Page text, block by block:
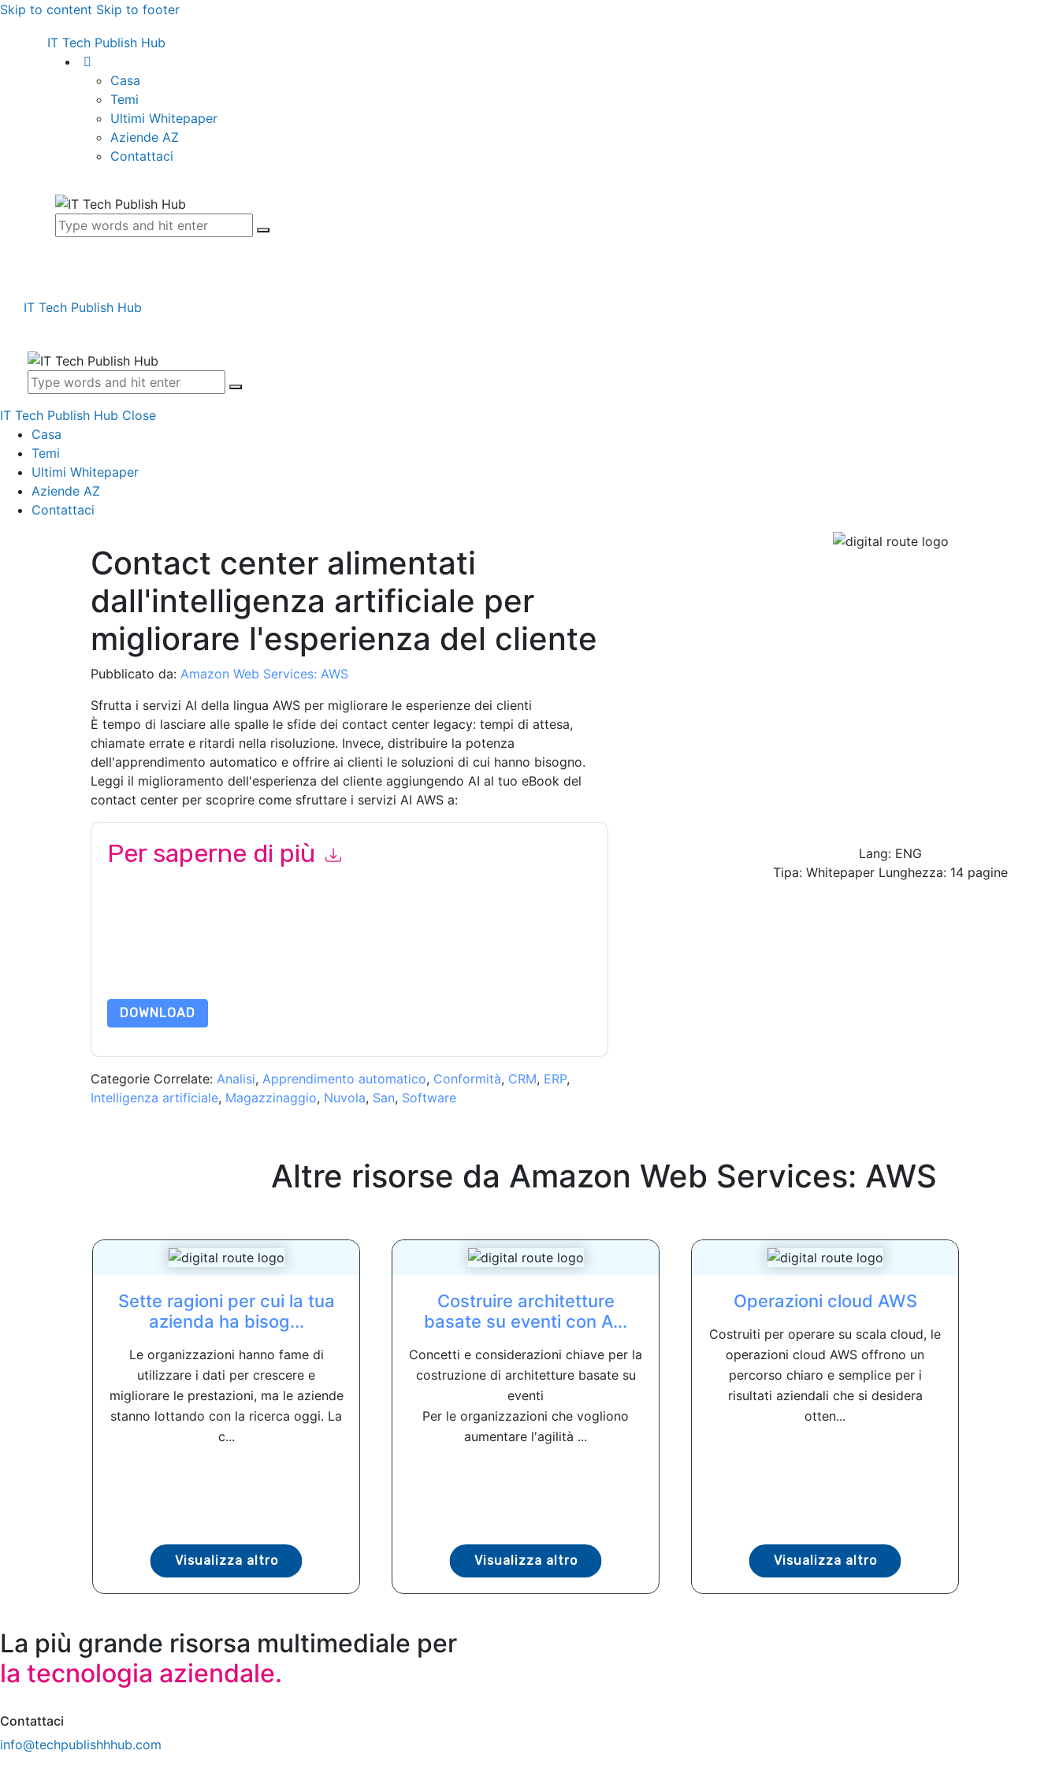
Skip to content Skip to footer
IT Tech Publish Hub
Casa
Temi
Ultimi Whitepaper
Aziende AZ
Contattaci
IT Tech Publish Hub
IT Tech Publish Hub Close
Casa
Temi
Ultimi Whitepaper
Aziende AZ
Contattaci
Contact center alimentati
dall'intelligenza artificiale per
migliorare l'esperienza del cliente
Pubblicato da: Amazon Web Services: AWS
Sfrutta i servizi AI della lingua AWS per migliorare le esperienze dei clienti
È tempo di lasciare alle spalle le sfide dei contact center legacy: tempi di attesa,
chiamate errate e ritardi nella risoluzione. Invece, distribuire la potenza
dell'apprendimento automatico e offrire ai clienti le soluzioni di cui hanno bisogno.
Leggi il miglioramento dell'esperienza del cliente aggiungendo AI al tuo eBook del
contact center per scoprire come sfruttare i servizi AI AWS a:
Per saperne di più
DOWNLOAD
Categorie Correlate: Analisi, Apprendimento automatico, Conformità, CRM, ERP,
Intelligenza artificiale, Magazzinaggio, Nuvola, San, Software
Lang: ENG
Tipa: Whitepaper Lunghezza: 14 pagine
Altre risorse da Amazon Web Services: AWS
Sette ragioni per cui la tua
azienda ha bisog...
Le organizzazioni hanno fame di
utilizzare i dati per crescere e
migliorare le prestazioni, ma le aziende
stanno lottando con la ricerca oggi. La
c...
Visualizza altro
Costruire architetture
basate su eventi con A...
Concetti e considerazioni chiave per la
costruzione di architetture basate su
eventi
Per le organizzazioni che vogliono
aumentare l'agilità ...
Visualizza altro
Operazioni cloud AWS
Costruiti per operare su scala cloud, le
operazioni cloud AWS offrono un
percorso chiaro e semplice per i
risultati aziendali che si desidera
otten...
Visualizza altro
La più grande risorsa multimediale per
la tecnologia aziendale.
Contattaci
info@techpublishhhub.com